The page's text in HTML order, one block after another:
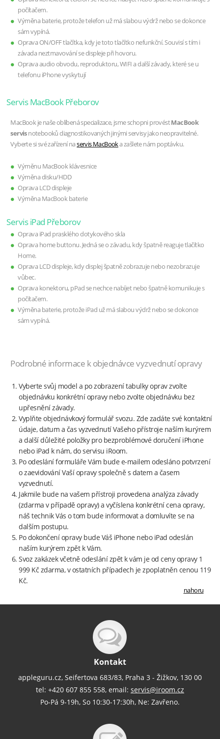
počítačem.
Výměna baterie, protože telefon už má slabou výdrž nebo se dokonce
sám vypíná.
Oprava ON/OFF tlačítka, kdy je toto tlačítko nefunkční. Souvisí s tím i
závada neztmavování se displeje při hovoru.
Oprava audio obvodu, reproduktoru, WIFI a další závady, které se u
telefonu iPhone vyskytují
Servis MacBook Přeborov
MacBook je naše oblíbená specializace, jsme schopni provéstMacBook
servisnotebooků diagnostikovaných jinými servisy jako neopravitelné.
Vyberte si své zařízení naservis MacBooka zašlete nám poptávku.
Výměnu MacBook klávesnice
Výměna disku/HDD
Oprava LCD displeje
Výměna MacBook baterie
Servis iPad Přeborov
Oprava iPad prasklého dotykového skla
Oprava home buttonu. Jedná se o závadu, kdy špatně reaguje tlačítko
Home.
Oprava LCD displeje, kdy displej špatně zobrazuje nebo nezobrazuje
vůbec.
Oprava konektoru, pPad se nechce nabíjet nebo špatně komunikuje s
počítačem.
Výměna baterie, protože iPad už má slabou výdrž nebo se dokonce
sám vypíná.
Podrobné informace k objednávce vyzvednutí opravy
Vyberte svůj model a po zobrazení tabulky oprav zvolte
objednávku konkrétní opravy nebo zvolte objednávku bez
upřesnění závady.
Vyplňte objednávkový formulář svozu. Zde zadáte své kontaktní
údaje, datum a čas vyzvednutí Vašeho přístroje naším kurýrem
a další důležité položky pro bezproblémové doručení iPhone
nebo iPad k nám, do servisu iRoom.
Po odeslání formuláře Vám bude e-mailem odesláno potvrzení
o zaevidování Vaší opravy společně s datem a časem
vyzvednutí.
Jakmile bude na vašem přístroji provedena analýza závady
(zdarma v případě opravy) a vyčíslena konkrétní cena opravy,
náš technik Vás o tom bude informovat a domluvíte se na
dalším postupu.
Po dokončení opravy bude Váš iPhone nebo iPad odeslán
naším kurýrem zpět k Vám.
Svoz zakázek včetně odeslání zpět k vám je od ceny opravy 1
999 Kč zdarma, v ostatních případech je zpoplatněn cenou 119
Kč.
nahoru
Kontakt
appleguru.cz, Seifertova 683/83, Praha 3 - Žižkov, 130 00
tel: +420 607 855 558, email: servis@iroom.cz
Po-Pá 9-19h, So 10:30-17:30h, Ne: Zavřeno.